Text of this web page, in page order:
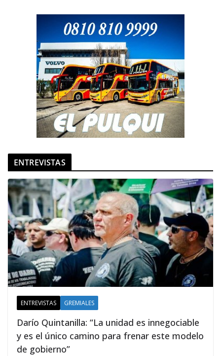
ENTREVISTAS
ENTREVISTAS GREMIALES
Darío Quintanilla: “La unidad es innegociable
y es el único camino para frenar este modelo
de gobierno”